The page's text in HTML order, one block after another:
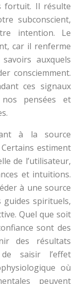
fortuit. Il résulte
subconscient,
intention. Le
car il renferme
auxquels
consciemment.
ces signaux
pensées et
à la source
estiment
de l’utilisateur,
et intuitions.
à une source
guides spirituels,
Quel que soit
sont des
des résultats
saisir l’effet
où
peuvent